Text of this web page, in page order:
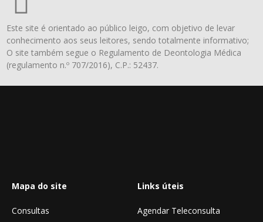
Este site é orientado ao público leigo, com objetivo de levar
conhecimento aos seus leitores, sendo totalmente informativo;
O site também segue o Regulamento de Deontologia Médica
(regulamento n.º 707/2016), C.P.: 52437.
Mapa do site
Consultas
Links úteis
Agendar Teleconsulta